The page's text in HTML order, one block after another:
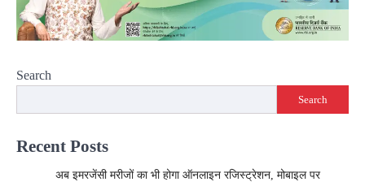
Search
Search
Recent Posts
अब इमरजेंसी मरीजों का भी होगा ऑनलाइन रजिस्ट्रेशन, मोबाइल पर